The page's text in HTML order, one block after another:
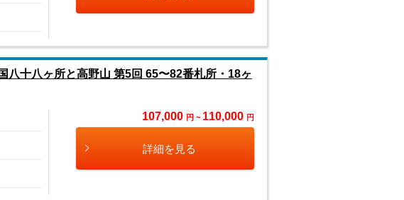
八十八ヶ所と高野山 第5回 65〜82番札所・18ヶ
107,000 円 ~ 110,000 円
詳細を見る